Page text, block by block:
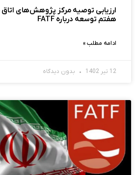
ارزیابی توصیه مرکز پژوهش‌های اتاق
هفتم توسعه درباره FATF
ادامه مطلب »
12 تیر 1402 بدون دیدگاه